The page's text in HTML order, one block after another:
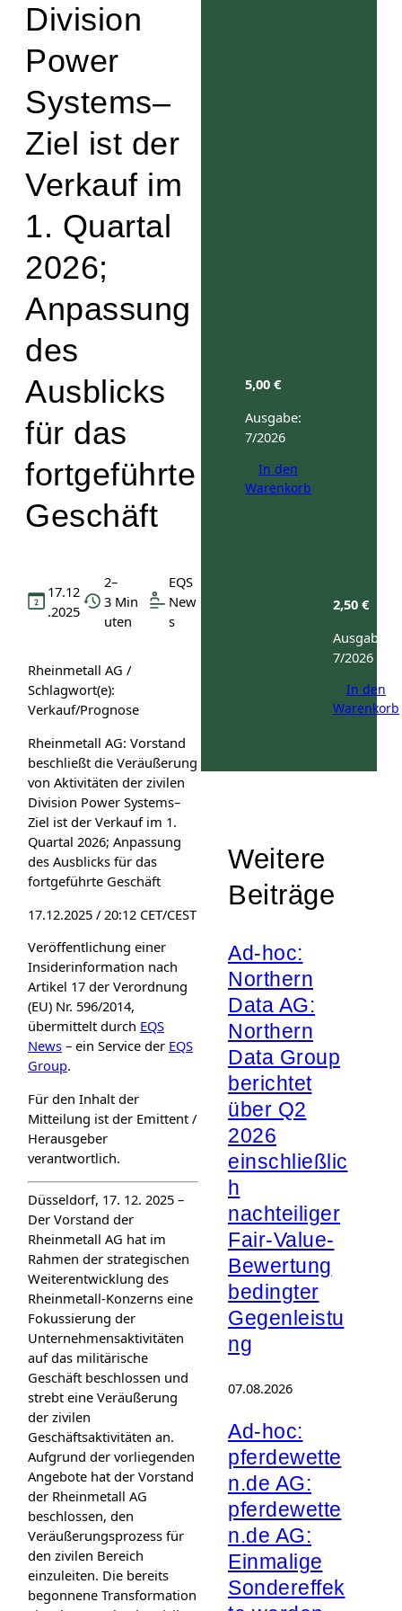
Division
Power
Systems–
Ziel ist der
Verkauf im
1. Quartal
2026;
Anpassung
des
Ausblicks
für das
fortgeführte
Geschäft
17.12
.2025
2–
3 Min
uten
EQS
New
s
Rheinmetall AG /
Schlagwort(e):
Verkauf/Prognose
Rheinmetall AG: Vorstand
beschließt die Veräußerung
von Aktivitäten der zivilen
Division Power Systems–
Ziel ist der Verkauf im 1.
Quartal 2026; Anpassung
des Ausblicks für das
fortgeführte Geschäft
17.12.2025 / 20:12 CET/CEST
Veröffentlichung einer
Insiderinformation nach
Artikel 17 der Verordnung
(EU) Nr. 596/2014,
übermittelt durch EQS
News – ein Service der EQS
Group.
Für den Inhalt der
Mitteilung ist der Emittent /
Herausgeber
verantwortlich.
Düsseldorf, 17. 12. 2025 –
Der Vorstand der
Rheinmetall AG hat im
Rahmen der strategischen
Weiterentwicklung des
Rheinmetall-Konzerns eine
Fokussierung der
Unternehmensaktivitäten
auf das militärische
Geschäft beschlossen und
strebt eine Veräußerung
der zivilen
Geschäftsaktivitäten an.
Aufgrund der vorliegenden
Angebote hat der Vorstand
der Rheinmetall AG
beschlossen, den
Veräußerungsprozess für
den zivilen Bereich
einzuleiten. Die bereits
begonnene Transformation
5,00 €
Ausgabe:
7/2026
In den
Warenkorb
2,50 €
Ausgabe:
7/2026
In den
Warenkorb
Weitere
Beiträge
Ad-hoc:
Northern
Data AG:
Northern
Data Group
berichtet
über Q2
2026
einschließlic
h
nachteiliger
Fair-Value-
Bewertung
bedingter
Gegenleistu
ng
07.08.2026
Ad-hoc:
pferdewette
n.de AG:
pferdewette
n.de AG:
Einmalige
Sondereffek